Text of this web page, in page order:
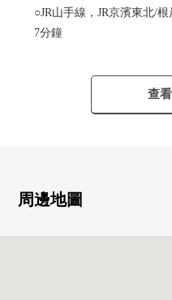
○JR山手線，JR京濱東北/
7分鐘
○東京地鐵線日比谷線"上
■Mansion概要
○有宅配保管櫃
查
周邊地圖